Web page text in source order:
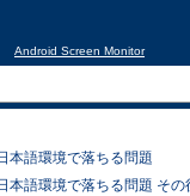
Android Screen Monitor
本語環境で落ちる問題
本語環境で落ちる問題 その